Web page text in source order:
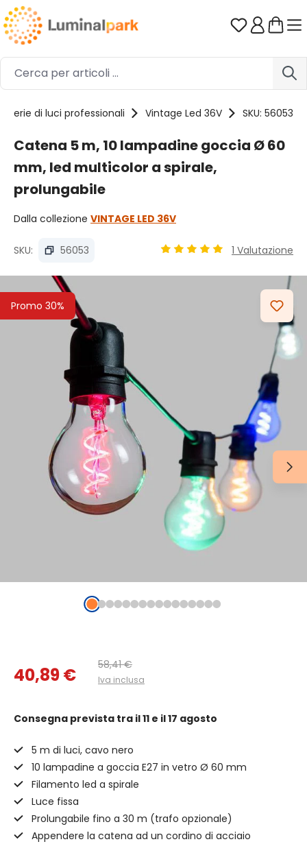
Passa al contenuto principale Hai 0
Serie di luci professionali Vintage Led 36V SKU: 56053
Catena 5 m, 10 lampadine goccia Ø 60
mm, led multicolor a spirale,
prolungabile
Dalla collezione VINTAGE LED 36V
SKU: 56053 1 Valutazione
Promo 30%
Salta la galleria di immagini
40,89 € 58,41 €
Iva inclusa
Consegna prevista tra il 11 e il 17 agosto
5 m di luci, cavo nero
10 lampadine a goccia E27 in vetro Ø 60 mm
Filamento led a spirale
Luce fissa
Prolungabile fino a 30 m (trafo opzionale)
Appendere la catena ad un cordino di acciaio